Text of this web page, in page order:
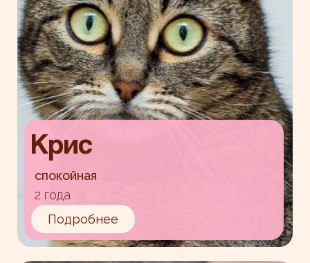
Крис
спокойная
2 года
Подробнее